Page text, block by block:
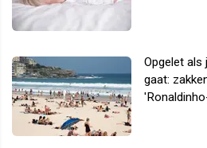
Opgelet als
gaat: